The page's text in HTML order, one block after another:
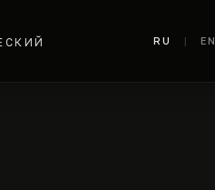
RU | EN